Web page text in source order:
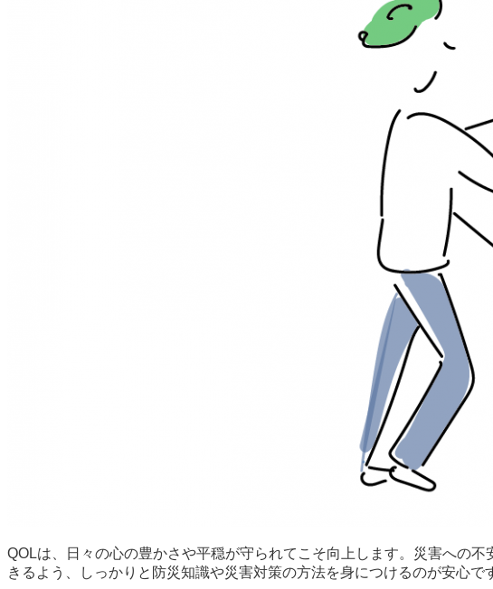
QOLは、日々の心の豊かさや平穏が守られてこそ向上します。災害への
きるよう、しっかりと防災知識や災害対策の方法を身につけるのが安心で